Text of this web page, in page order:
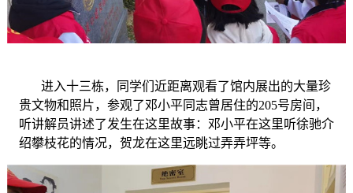
进入十三栋，同学们近距离观看了馆内展出的大量珍
贵文物和照片，参观了邓小平同志曾居住的205号房间，
听讲解员讲述了发生在这里故事：邓小平在这里听徐驰介
绍攀枝花的情况，贺龙在这里远眺过弄弄坪等。